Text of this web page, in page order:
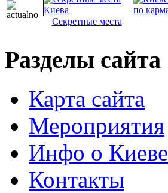
Секретные места
Разделы сайта
Карта сайта
Мероприятия
Инфо о Киеве
Контакты